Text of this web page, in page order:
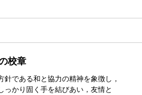
校章
である和と協力の精神を象徴し，
かり固く手を結びあい，友情と